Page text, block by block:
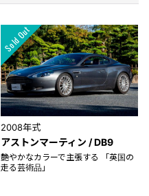
2008年式
アストンマーティン / DB9
艶やかなカラーで主張する 「英国の
走る芸術品」